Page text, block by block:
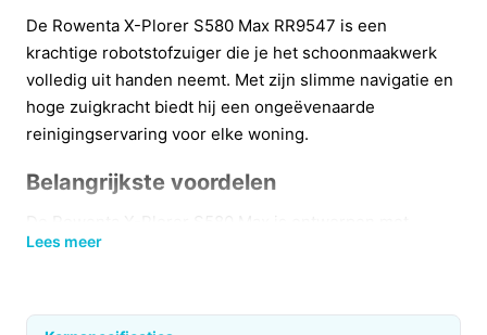
De Rowenta X-Plorer S580 Max RR9547 is een
krachtige robotstofzuiger die je het schoonmaakwerk
volledig uit handen neemt. Met zijn slimme navigatie en
hoge zuigkracht biedt hij een ongeëvenaarde
reinigingservaring voor elke woning.
Belangrijkste voordelen
verschillende praktische voordelen die je dagelijks
Hoge zuigkracht van 10.000 Pa:Verwijdert
Lees meer